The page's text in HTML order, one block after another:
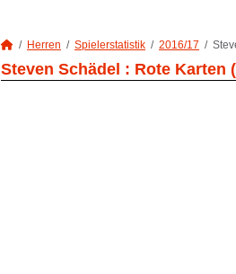
Herren Spielerstatistik 2016/17
Steven Schädel : Rote Karten